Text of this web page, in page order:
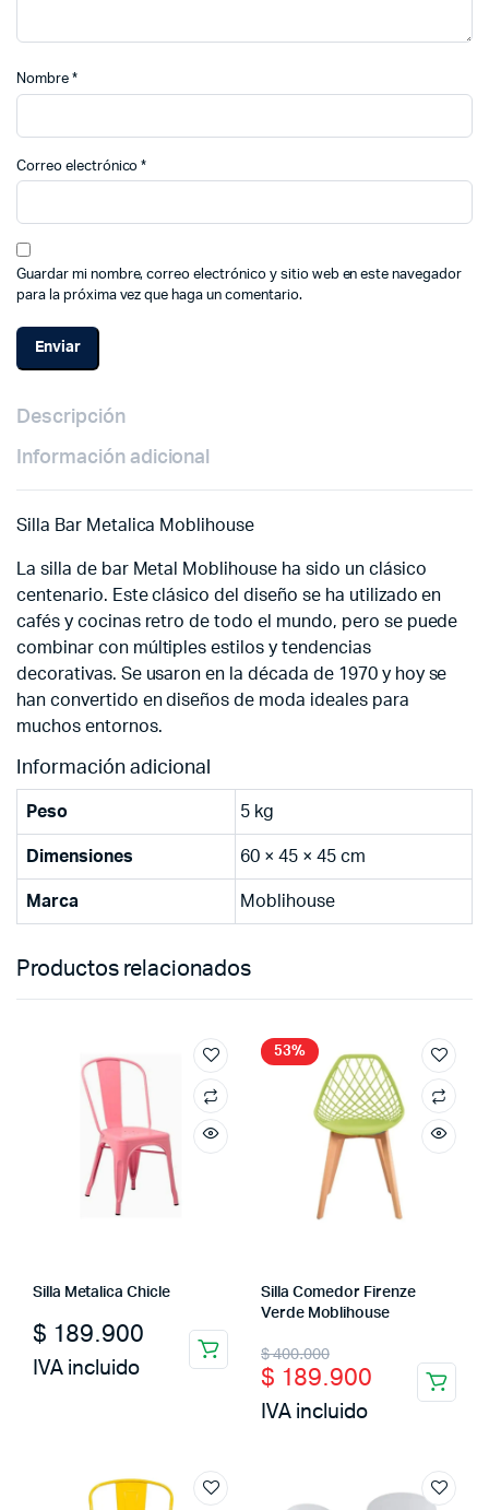
Nombre *
Correo electrónico*
Guardar mi nombre, correo electrónico y sitio web en este navegador
para la próxima vez que haga un comentario.
Descripción
Información adicional
Silla Bar Metalica Moblihouse
La silla de bar Metal Moblihouse ha sido un clásico
centenario. Este clásico del diseño se ha utilizado en
cafés y cocinas retro de todo el mundo, pero se puede
combinar con múltiples estilos y tendencias
decorativas. Se usaron en la década de 1970 y hoy se
han convertido en diseños de moda ideales para
muchos entornos.
Información adicional
Peso 5 kg
Dimensiones 60 × 45 × 45 cm
Marca Moblihouse
Productos relacionados
Silla Metalica Chicle
$ 189.900
IVA incluido
53%
Silla Comedor Firenze
Verde Moblihouse
$400.000
Original
price
was:
$ 189.900
Current
price
is:
IVA incluido